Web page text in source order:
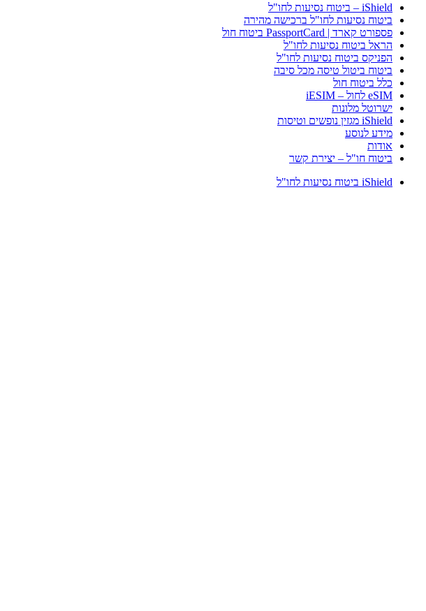
iShield – ביטוח נסיעות לחו"ל
ביטוח נסיעות לחו"ל ברכישה מהירה
פספורט קארד | PassportCard ביטוח חול
הראל ביטוח נסיעות לחו"ל
הפניקס ביטוח נסיעות לחו"ל
ביטוח ביטול טיסה מכל סיבה
כלל ביטוח חול
eSIM לחול – iESIM
ישרוטל מלונות
iShield מגזין נופשים וטיסות
מידע לנוסע
אודות
ביטוח חו"ל – יצירת קשר
iShield ביטוח נסיעות לחו"ל